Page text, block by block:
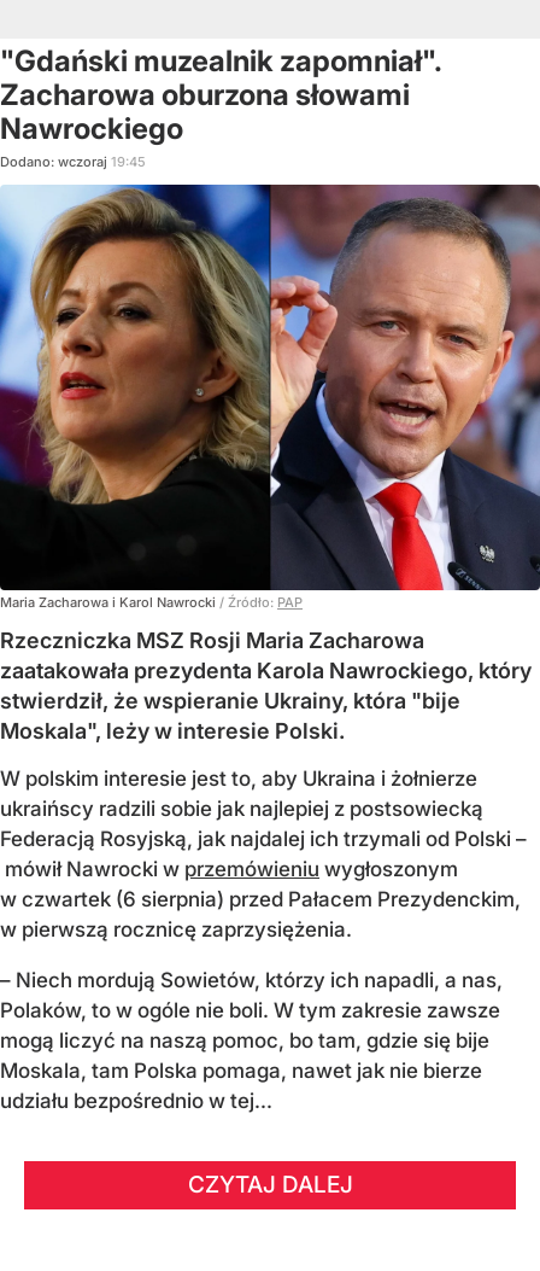
"Gdański muzealnik zapomniał".
Zacharowa oburzona słowami
Nawrockiego
Dodano: wczoraj 19:45
Maria Zacharowa i Karol Nawrocki / Źródło: PAP
Rzeczniczka MSZ Rosji Maria Zacharowa
zaatakowała prezydenta Karola Nawrockiego, który
stwierdził, że wspieranie Ukrainy, która "bije
Moskala", leży w interesie Polski.
W polskim interesie jest to, aby Ukraina i żołnierze
ukraińscy radzili sobie jak najlepiej z postsowiecką
Federacją Rosyjską, jak najdalej ich trzymali od Polski –
mówił Nawrocki w przemówieniu wygłoszonym
w czwartek (6 sierpnia) przed Pałacem Prezydenckim,
w pierwszą rocznicę zaprzysiężenia.
– Niech mordują Sowietów, którzy ich napadli, a nas,
Polaków, to w ogóle nie boli. W tym zakresie zawsze
mogą liczyć na naszą pomoc, bo tam, gdzie się bije
Moskala, tam Polska pomaga, nawet jak nie bierze
udziału bezpośrednio w tej...
CZYTAJ DALEJ